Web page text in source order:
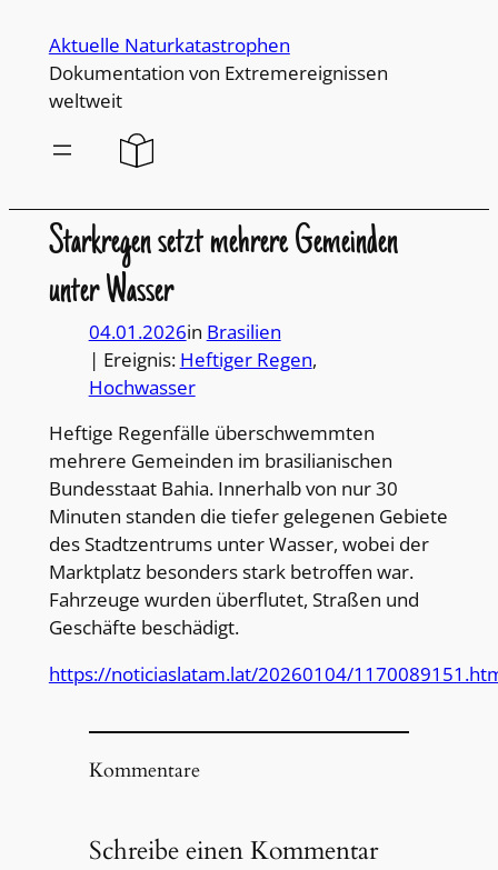
Inhalt
wechseln
Aktuelle Naturkatastrophen
Dokumentation von Extremereignissen
weltweit
Starkregen setzt mehrere Gemeinden
unter Wasser
04.01.2026in Brasilien
| Ereignis: Heftiger Regen
Hochwasser
Heftige Regenfälle überschwemmten
mehrere Gemeinden im brasilianischen
Bundesstaat Bahia. Innerhalb von nur 30
Minuten standen die tiefer gelegenen Gebiete
des Stadtzentrums unter Wasser, wobei der
Marktplatz besonders stark betroffen war.
Fahrzeuge wurden überflutet, Straßen und
Geschäfte beschädigt.
https://noticiaslatam.lat/20260104/
Kommentare
Schreibe einen Kommentar